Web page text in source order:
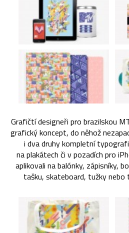
Grafičtí designeři pro brazilskou
grafický koncept, do něhož
i dva druhy kompletní
na plakátech či v pozadích pro
aplikovali na balónky, zápisníky,
tašku, skateboard, tužky nebo